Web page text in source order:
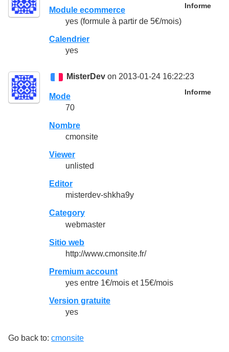
Informe
Module ecommerce
yes (formule à partir de 5€/mois)
Calendrier
yes
MisterDev on 2013-01-24 16:22:23
Informe
Mode
70
Nombre
cmonsite
Viewer
unlisted
Editor
misterdev-shkha9y
Category
webmaster
Sitio web
http://www.cmonsite.fr/
Premium account
yes entre 1€/mois et 15€/mois
Version gratuite
yes
Go back to: cmonsite